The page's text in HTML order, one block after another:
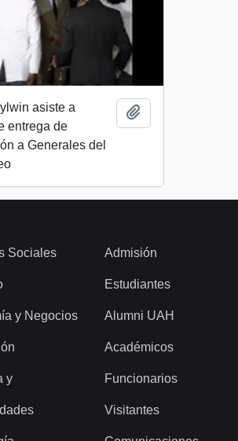
asiste a
entrega de
a Generales del
Sociales
y Negocios
y
Admisión
Estudiantes
Alumni UAH
Académicos
Funcionarios
Visitantes